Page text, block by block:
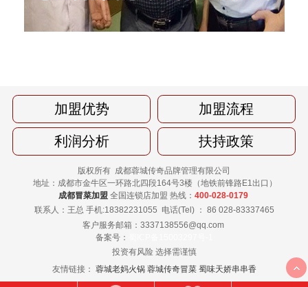
加盟优势 加盟流程
利润分析 扶持政策
版权所有 成都蓉城传奇品牌管理有限公司
地址：成都市金牛区一环路北四段164号3楼（地铁前锋路E1出口）
成都冒菜加盟 全国连锁店加盟 热线： 400-028-0179
联系人：王总 手机:18382231055 电话(Tel) ： 86 028-83337465
客户服务邮箱：3337138556@qq.com
备案号：
投资有风险 选择需谨慎
友情链接： 蓉城老妈火锅 蓉城传奇冒菜 蜀味天娇串串香